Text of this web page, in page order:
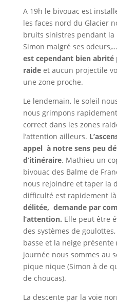
A 19h le bivouac est
les faces nord du Glacier
bruits sinistres pendant
Simon malgré ses
est cependant bien abrité
raideet aucun projectile
une zone proche.
Le lendemain, le soleil
nous grimpons
correct dans les zones
l’attention ailleurs.
appel à notre sens peu
d’itinéraire. Mathieu un
bivouac des Balme de
nous rejoindre et taper la
difficulté est rapidement
délitée, demande par
l’attention. Elle peut être
des systèmes de
basse et la neige présente
journée nous sommes au
pique nique (Simon à de
de choucas).
La descente par la voie